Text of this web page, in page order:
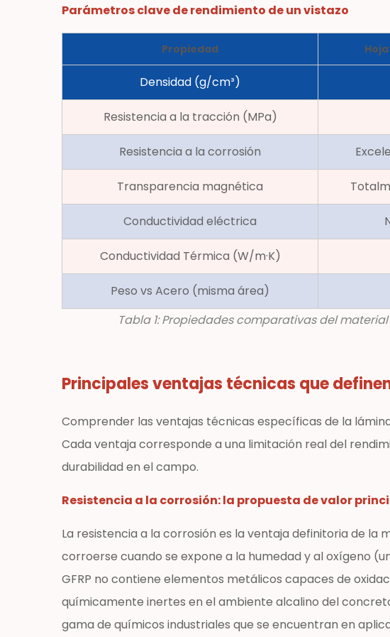
malla
de
Rendimiento
Resistencia
corrosión:
propuesta
valor
principal
resistencia
tracción
con
bajo
propio
2.3
Transparencia
y
no
eléctrica
2.4
Fuerza
Parámetros clave de rendimiento de un vistazo
Propiedad
Densidad (g/cm³)
Resistencia a la tracción (MPa)
Resistencia a la corrosión
Transparencia magnética
Conductividad eléctrica
Conductividad Térmica (W/m·K)
Peso vs Acero (misma área)
Tabla 1: Propiedades comparativas del
Principales ventajas técnicas que
Comprender las ventajas técnicas específicas de la
Cada ventaja corresponde a una limitación real del
durabilidad en el campo.
Resistencia a la corrosión: la propuesta de valor
La resistencia a la corrosión es la ventaja definitoria de
corroerse cuando se expone a la humedad y al oxígeno
GFRP no contiene elementos metálicos capaces de
químicamente inertes en el ambiente alcalino del
gama de químicos industriales que se encuentran en